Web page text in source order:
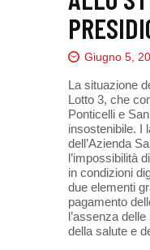
Giugno 5,
La situazione
Lotto 3, che
Ponticelli e
insostenibile. I
dell’Azienda
l’impossibilità
in condizioni
due elementi
pagamento
l’assenza
della salute e